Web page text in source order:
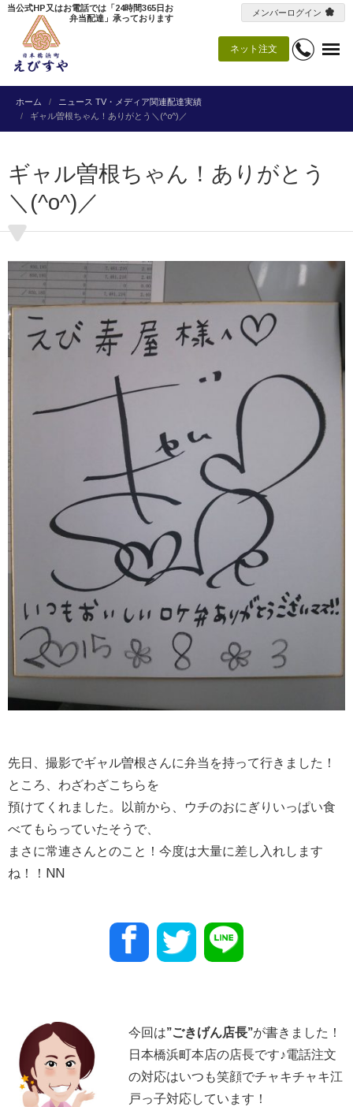
ネット注文
当公式HP又はお電話では「24時間365日お
弁当配達」承っております
メンバーログイン
ホーム ニュース TV・メディア関連配達実績
ギャル曽根ちゃん！ありがとう＼(^o^)／
ギャル曽根ちゃん！ありがとう
＼(^o^)／
先日、撮影でギャル曽根さんに弁当を持って行きました！
ところ、わざわざこちらを
預けてくれました。以前から、ウチのおにぎりいっぱい食
べてもらっていたそうで、
まさに常連さんとのこと！今度は大量に差し入れします
ね！！NN
今回は”ごきげん店長”が書きました！
日本橋浜町本店の店長です♪電話注文
の対応はいつも笑顔でチャキチャキ江
戸っ子対応しています！